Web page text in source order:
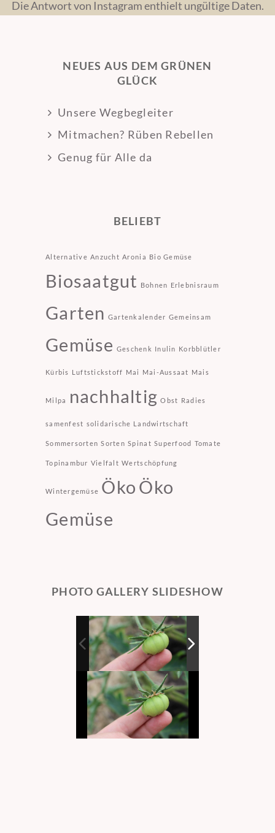
Die Antwort von Instagram enthielt ungültige Daten.
NEUES AUS DEM GRÜNEN
GLÜCK
Unsere Wegbegleiter
Mitmachen? Rüben Rebellen
Genug für Alle da
BELIEBT
Alternative Anzucht Aronia Bio Gemüse
Biosaatgut Bohnen Erlebnisraum
Garten Gartenkalender Gemeinsam
Gemüse Geschenk Inulin Korbblütler
Kürbis Luftstickstoff Mai Mai-Aussaat Mais
Milpa nachhaltig Obst Radies
samenfest solidarische Landwirtschaft
Sommersorten Sorten Spinat Superfood Tomate
Topinambur Vielfalt Wertschöpfung
Wintergemüse Öko Öko
Gemüse
PHOTO GALLERY SLIDESHOW